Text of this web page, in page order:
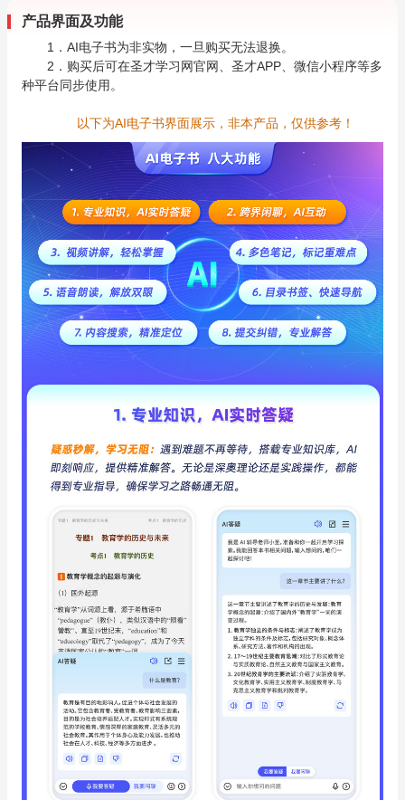
产品界面及功能
1．AI电子书为非实物，一旦购买无法退换。
2．购买后可在圣才学习网官网、圣才APP、微信小程序等多
种平台同步使用。
以下为AI电子书界面展示，非本产品，仅供参考！